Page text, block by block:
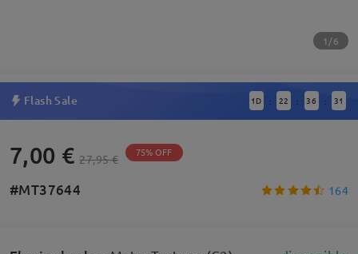
1/6
Flash Sale 1 D : 22 : 36 : 30
7,00 € 27,95 € 75% OFF
#MT37644 164